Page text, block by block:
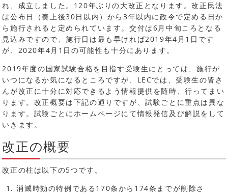
れ、成立しました。120年ぶりの大改正となります。改正民法
は公布日（奏上後30日以内）から3年以内に政令で定める日か
ら施行されると定められています。交付は6月中旬ころとなる
見込みですので、施行日は最も早ければ2019年4月1日です
が、2020年4月1日の可能性も十分にあります。
2019年度の国家試験合格を目指す受験生にとっては、施行が
いつになるか気になるところですが、LECでは、受験生の皆さ
んが改正に十分に対応できるよう情報提供を随時、行ってまい
ります。改正概要は下記の通りですが、試験ごとに重点は異な
ります。試験ごとにホームページにて情報発信及び解説をして
いきます。
改正の概要
改正の柱は以下の5つです。
消滅時効の特例である170条から174条までが削除さ